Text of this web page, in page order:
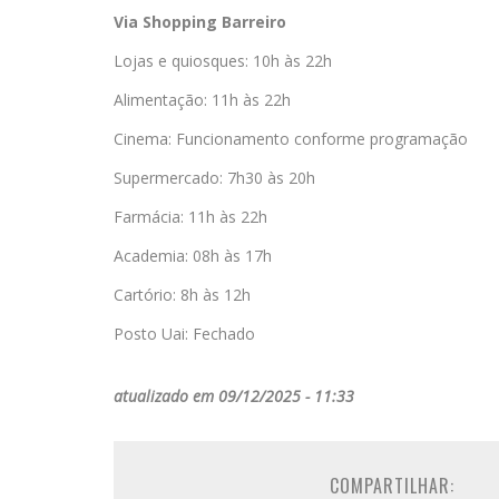
Via Shopping Barreiro
Lojas e quiosques: 10h às 22h
Alimentação: 11h às 22h
Cinema: Funcionamento conforme programação
Supermercado: 7h30 às 20h
Farmácia: 11h às 22h
Academia: 08h às 17h
Cartório: 8h às 12h
Posto Uai: Fechado
atualizado em 09/12/2025 - 11:33
COMPARTILHAR: